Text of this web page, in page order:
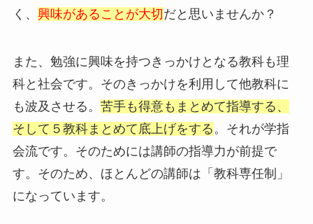
く、 興味があることが大切 だと思いませんか？
また、勉強に興味を持つきっかけとなる教科も理
科と社会です。そのきっかけを利用して他教科に
も波及させる。 苦手も得意もまとめて指導する、
そして５教科まとめて底上げをする。それが学指
会流です。そのためには講師の指導力が前提で
す。そのため、ほとんどの講師は「教科専任制」
になっています。